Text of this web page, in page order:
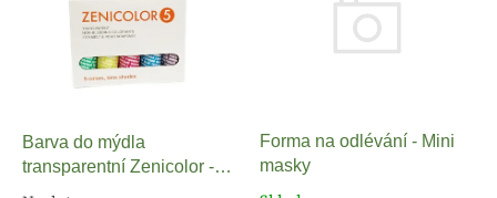
Barva do mýdla
transparentní Zenicolor -
sada 5 barev á 30g
Forma na odlévání - Mini
masky